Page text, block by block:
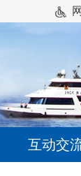
互动交